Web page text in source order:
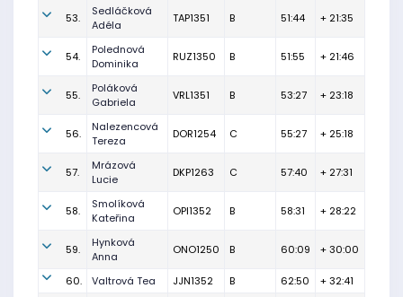
53.
Sedláčková
Adéla
TAP1351 B 51:44 + 21:35
54.
Polednová
Dominika
RUZ1350 B 51:55 + 21:46
55.
Poláková
Gabriela
VRL1351 B 53:27 + 23:18
56.
Nalezencová
Tereza
DOR1254 C 55:27 + 25:18
57.
Mrázová
Lucie
DKP1263 C 57:40 + 27:31
58.
Smolíková
Kateřina
OPI1352 B 58:31 + 28:22
59.
Hynková
Anna
ONO1250 B 60:09 + 30:00
60. Valtrová Tea JJN1352 B 62:50 + 32:41